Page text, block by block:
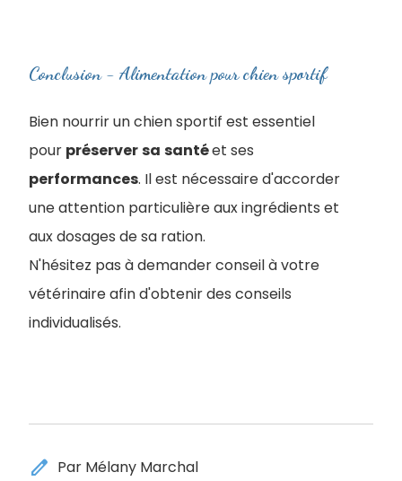
Conclusion - Alimentation pour chien sportif
Bien nourrir un chien sportif est essentiel
pour préserversa santéet ses
performances. Il est nécessaire d'accorder
une attention particulière aux ingrédients et
aux dosages de sa ration.
N'hésitez pas à demander conseil à votre
vétérinaire afin d'obtenir des conseils
individualisés.
edit Par Mélany Marchal